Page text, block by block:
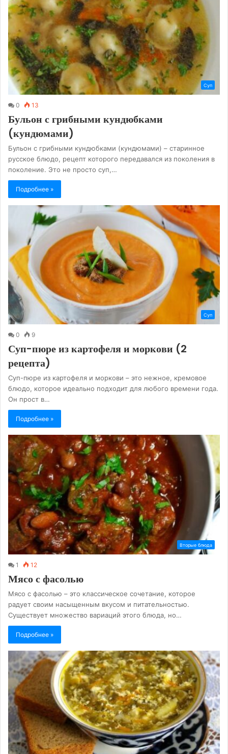
Суп
0 13
Бульон с грибными кундюбками
(кундюмами)
Бульон с грибными кундюбками (кундюмами) – старинное
русское блюдо, рецепт которого передавался из поколения в
поколение. Это не просто суп,…
Подробнее »
Суп
0 9
Суп-пюре из картофеля и моркови (2
рецепта)
Суп-пюре из картофеля и моркови – это нежное, кремовое
блюдо, которое идеально подходит для любого времени года.
Он прост в…
Подробнее »
Вторые блюда
1 12
Мясо с фасолью
Мясо с фасолью – это классическое сочетание, которое
радует своим насыщенным вкусом и питательностью.
Существует множество вариаций этого блюда, но…
Подробнее »